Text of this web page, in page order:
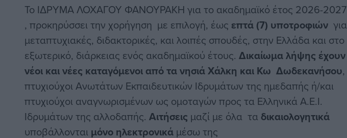
Το ΙΔΡΥΜΑ ΛΟΧΑΓΟΥ ΦΑΝΟΥΡΑΚΗ για το ακαδημαϊκό έτος 2026-2027
, προκηρύσσει την χορήγηση με επιλογή, έως επτά (7) υποτροφιών για
μεταπτυχιακές, διδακτορικές, και λοιπές σπουδές, στην Ελλάδα και στο
εξωτερικό, διάρκειας ενός ακαδημαϊκού έτους. Δικαίωμα λήψης έχουν
νέοι και νέες καταγόμενοι από τα νησιά Χάλκη και Κω Δωδεκανήσου,
πτυχιούχοι Ανωτάτων Εκπαιδευτικών Ιδρυμάτων της ημεδαπής ή/και
πτυχιούχοι αναγνωρισμένων ως ομοταγών προς τα Ελληνικά Α.Ε.Ι.
Ιδρυμάτων της αλλοδαπής. Αιτήσεις μαζί με όλα τα δικαιολογητικά
υποβάλλονται μόνο ηλεκτρονικά μέσω της